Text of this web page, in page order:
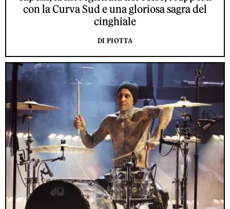
con la Curva Sud e una gloriosa sagra del
cinghiale
DI PIOTTA